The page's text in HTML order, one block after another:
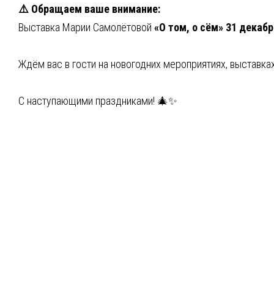
⚠️ Обращаем ваше внимание:
Выставка Марии Самолётовой «О том, о сём» 31
Ждём вас в гости на новогодних мероприятиях,
С наступающими праздниками! 🎄✨